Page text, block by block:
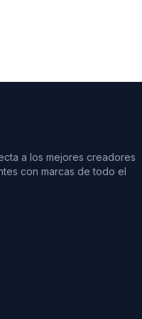
a los mejores creadores
con marcas de todo el